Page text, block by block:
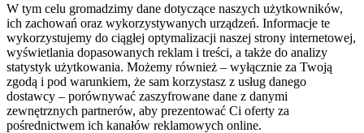
W tym celu gromadzimy dane dotyczące naszych użytkowników,
ich zachowań oraz wykorzystywanych urządzeń. Informacje te
wykorzystujemy do ciągłej optymalizacji naszej strony internetowej,
wyświetlania dopasowanych reklam i treści, a także do analizy
statystyk użytkowania. Możemy również – wyłącznie za Twoją
zgodą i pod warunkiem, że sam korzystasz z usług danego
dostawcy – porównywać zaszyfrowane dane z danymi
zewnętrznych partnerów, aby prezentować Ci oferty za
pośrednictwem ich kanałów reklamowych online.